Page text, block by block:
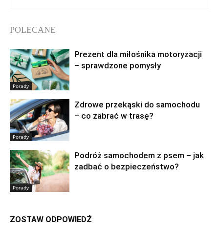
POLECANE
Porady
Prezent dla miłośnika motoryzacji
– sprawdzone pomysły
Porady
Zdrowe przekąski do samochodu
– co zabrać w trasę?
Porady
Podróż samochodem z psem – jak
zadbać o bezpieczeństwo?
ZOSTAW ODPOWIEDŹ